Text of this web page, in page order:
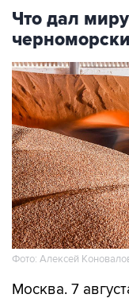
Что дал
Фото: Алексей
Москва. 7